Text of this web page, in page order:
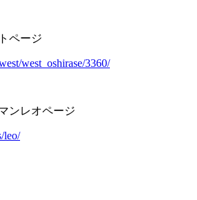
ページ
west_oshirase/3360/
ンレオページ
leo/